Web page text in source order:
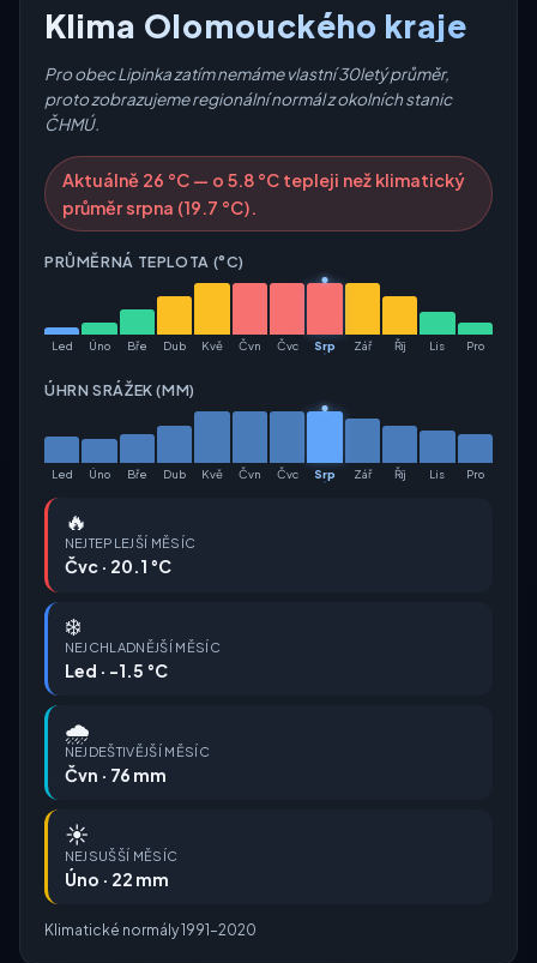
Klima Olomouckého kraje
Pro obec Lipinka zatím nemáme vlastní 30letý průměr,
proto zobrazujeme regionální normál z okolních stanic
ČHMÚ.
Aktuálně 26 °C — o 5.8 °C tepleji než klimatický
průměr srpna (19.7 °C).
PRŮMĚRNÁ TEPLOTA (°C)
Led Úno Bře Dub Kvě Čvn Čvc Srp Zář Říj Lis Pro
ÚHRN SRÁŽEK (MM)
Led Úno Bře Dub Kvě Čvn Čvc Srp Zář Říj Lis Pro
🔥
NEJTEPLEJŠÍ MĚSÍC
Čvc · 20.1 °C
❄️
NEJCHLADNĚJŠÍ MĚSÍC
Led · -1.5 °C
🌧️
NEJDEŠTIVĚJŠÍ MĚSÍC
Čvn · 76 mm
☀️
NEJSUŠŠÍ MĚSÍC
Úno · 22 mm
Klimatické normály 1991–2020